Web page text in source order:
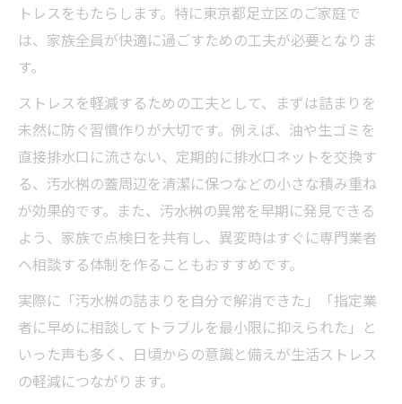
トレスをもたらします。特に東京都足立区のご家庭で
は、家族全員が快適に過ごすための工夫が必要となりま
す。
ストレスを軽減するための工夫として、まずは詰まりを
未然に防ぐ習慣作りが大切です。例えば、油や生ゴミを
直接排水口に流さない、定期的に排水口ネットを交換す
る、汚水桝の蓋周辺を清潔に保つなどの小さな積み重ね
が効果的です。また、汚水桝の異常を早期に発見できる
よう、家族で点検日を共有し、異変時はすぐに専門業者
へ相談する体制を作ることもおすすめです。
実際に「汚水桝の詰まりを自分で解消できた」「指定業
者に早めに相談してトラブルを最小限に抑えられた」と
いった声も多く、日頃からの意識と備えが生活ストレス
の軽減につながります。